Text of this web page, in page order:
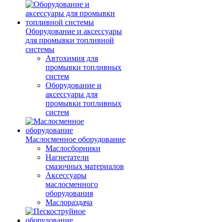
Оборудование и аксессуары
для промывки топливной
системы
Автохимия для
промывки топливных
систем
Оборудование и
аксессуары для
промывки топливных
систем
Маслосменное оборудование
Маслосборники
Нагнетатели
смазочных материалов
Аксессуары
маслосменного
оборудования
Маслораздача